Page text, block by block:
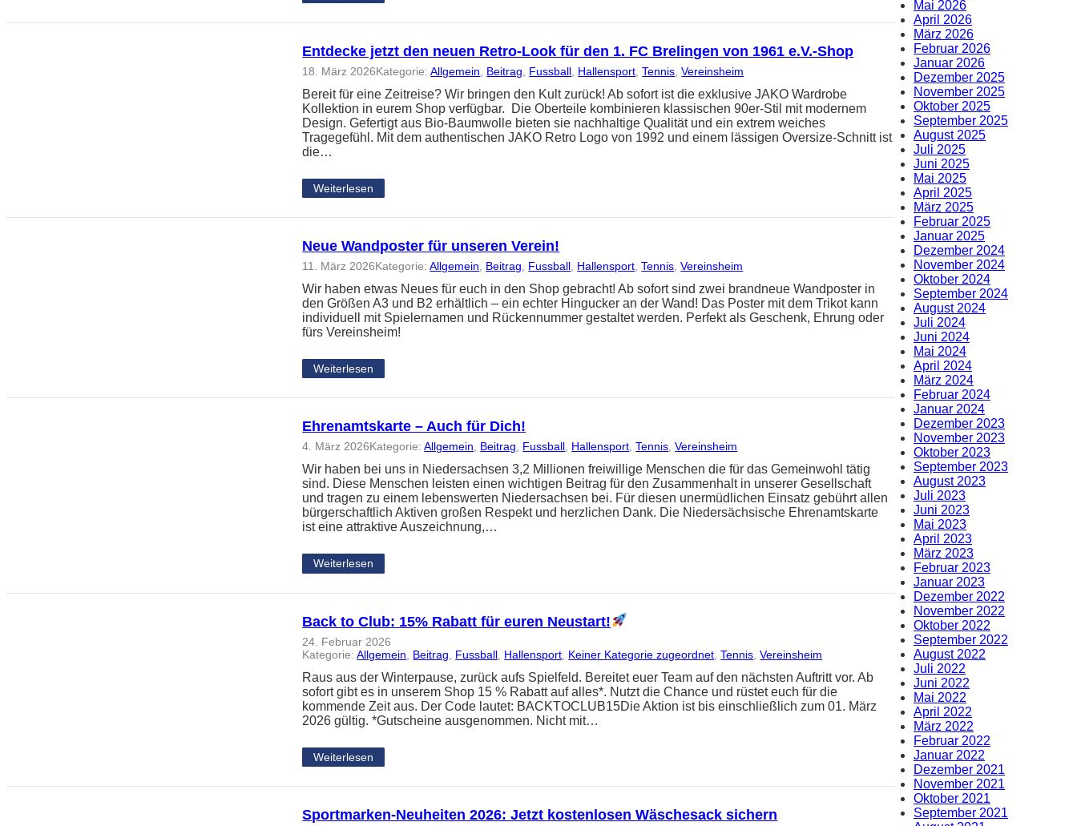
Entdecke jetzt den neuen Retro-Look für den 1. FC Brelingen von 1961 e.V.-Shop
18. März 2026Kategorie:Allgemein Beitrag Fussball Hallensport , Tennis , Vereinsheim
Bereit für eine Zeitreise? Wir bringen den Kult zurück! Ab sofort ist die exklusive JAKO Wardrobe
Kollektion in eurem Shop verfügbar. Die Oberteile kombinieren klassischen 90er-Stil mit modernem
Design. Gefertigt aus Bio-Baumwolle bieten sie nachhaltige Qualität und ein extrem weiches
Tragegefühl. Mit dem authentischen JAKO Retro Logo von 1992 und einem lässigen Oversize-Schnitt ist
die…
Weiterlesen
Neue Wandposter für unseren Verein!
11. März 2026Kategorie:Allgemein Beitrag Fussball Hallensport , Tennis , Vereinsheim
Wir haben etwas Neues für euch in den Shop gebracht! Ab sofort sind zwei brandneue Wandposter in
den Größen A3 und B2 erhältlich – ein echter Hingucker an der Wand! Das Poster mit dem Trikot kann
individuell mit Spielernamen und Rückennummer gestaltet werden. Perfekt als Geschenk, Ehrung oder
fürs Vereinsheim!
Weiterlesen
Ehrenamtskarte – Auch für Dich!
4. März 2026Kategorie:Allgemein, Beitrag, Fussball, Hallensport, Tennis, Vereinsheim
Wir haben bei uns in Niedersachsen 3,2 Millionen freiwillige Menschen die für das Gemeinwohl tätig
sind. Diese Menschen leisten einen wichtigen Beitrag für den Zusammenhalt in unserer Gesellschaft
und tragen zu einem lebenswerten Niedersachsen bei. Für diesen unermüdlichen Einsatz gebührt allen
bürgerschaftlich Aktiven großen Respekt und herzlichen Dank. Die Niedersächsische Ehrenamtskarte
ist eine attraktive Auszeichnung,…
Weiterlesen
Back to Club: 15% Rabatt für euren Neustart!
24. Februar 2026
Kategorie:Allgemein Beitrag Fussball Hallensport Keiner Kategorie zugeordnet , Tennis , Vereinsheim
Raus aus der Winterpause, zurück aufs Spielfeld. Bereitet euer Team auf den nächsten Auftritt vor. Ab
sofort gibt es in unserem Shop 15 % Rabatt auf alles*. Nutzt die Chance und rüstet euch für die
kommende Zeit aus. Der Code lautet: BACKTOCLUB15Die Aktion ist bis einschließlich zum 01. März
2026 gültig. *Gutscheine ausgenommen. Nicht mit…
Weiterlesen
Sportmarken-Neuheiten 2026: Jetzt kostenlosen Wäschesack sichern
Mai 2026
April 2026
März 2026
Februar 2026
Januar 2026
Dezember 2025
November 2025
Oktober 2025
September 2025
August 2025
Juli 2025
Juni 2025
Mai 2025
April 2025
März 2025
Februar 2025
Januar 2025
Dezember 2024
November 2024
Oktober 2024
September 2024
August 2024
Juli 2024
Juni 2024
Mai 2024
April 2024
März 2024
Februar 2024
Januar 2024
Dezember 2023
November 2023
Oktober 2023
September 2023
August 2023
Juli 2023
Juni 2023
Mai 2023
April 2023
März 2023
Februar 2023
Januar 2023
Dezember 2022
November 2022
Oktober 2022
September 2022
August 2022
Juli 2022
Juni 2022
Mai 2022
April 2022
März 2022
Februar 2022
Januar 2022
Dezember 2021
November 2021
Oktober 2021
September 2021